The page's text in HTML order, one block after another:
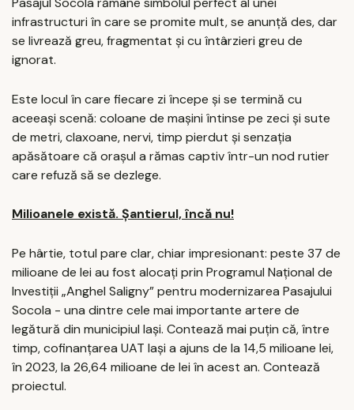
infrastructuri în care se promite mult, se anunță des, dar
se livrează greu, fragmentat și cu întârzieri greu de
ignorat.
Este locul în care fiecare zi începe și se termină cu
aceeași scenă: coloane de mașini întinse pe zeci și sute
de metri, claxoane, nervi, timp pierdut și senzația
apăsătoare că orașul a rămas captiv într-un nod rutier
care refuză să se dezlege.
Milioanele există. Șantierul, încă nu!
Pe hârtie, totul pare clar, chiar impresionant: peste 37 de
milioane de lei au fost alocați prin Programul Național de
Investiții „Anghel Saligny” pentru modernizarea Pasajului
Socola - una dintre cele mai importante artere de
legătură din municipiul Iași. Contează mai puțin că, între
timp, cofinanțarea UAT Iași a ajuns de la 14,5 milioane lei,
în 2023, la 26,64 milioane de lei în acest an. Contează
proiectul.